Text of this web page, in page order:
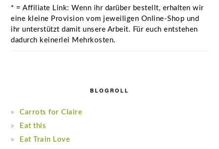
* = Affiliate Link: Wenn ihr darüber bestellt, erhalten wir
eine kleine Provision vom jeweiligen Online-Shop und
ihr unterstützt damit unsere Arbeit. Für euch entstehen
dadurch keinerlei Mehrkosten.
BLOGROLL
Carrots for Claire
Eat this
Eat Train Love